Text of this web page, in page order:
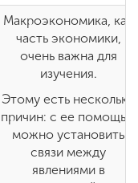
Макроэкономика, как
часть экономики,
очень важна для
изучения.
Этому есть несколько
причин: с ее помощью
можно установить
связи между
явлениями в